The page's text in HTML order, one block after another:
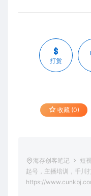
打赏
收藏 (0)
海存创客笔记 短
起号，主播培训，千川
https://